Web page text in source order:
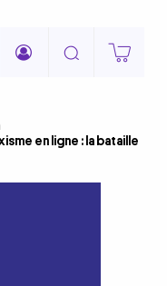
en ligne : la bataille